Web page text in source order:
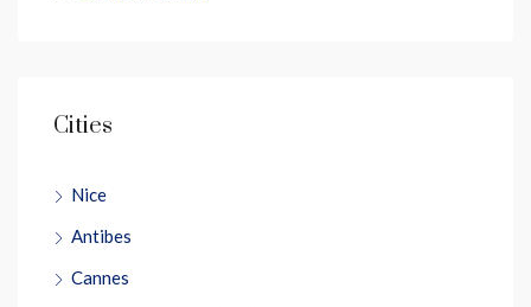
Cities
Nice
Antibes
Cannes